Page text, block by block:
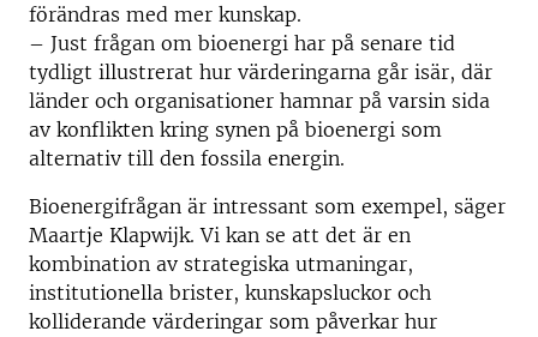
förändras med mer kunskap.
– Just frågan om bioenergi har på senare tid
tydligt illustrerat hur värderingarna går isär, där
länder och organisationer hamnar på varsin sida
av konflikten kring synen på bioenergi som
alternativ till den fossila energin.
Bioenergifrågan är intressant som exempel, säger
Maartje Klapwijk. Vi kan se att det är en
kombination av strategiska utmaningar,
institutionella brister, kunskapsluckor och
kolliderande värderingar som påverkar hur